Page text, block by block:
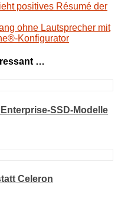
positives Résumé der
ohne Lautsprecher mit
Konfigurator
…
SSD-Modelle
Celeron